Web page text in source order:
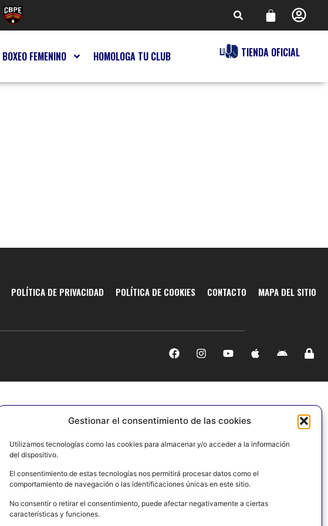
Gestionar el consentimiento de las cookies
Utilizamos tecnologías como las cookies para almacenar y/o acceder a la información
del dispositivo.
El consentimiento de estas tecnologías nos permitirá procesar datos como el
comportamiento de navegación o las identificaciones únicas en este sitio.
No consentir o retirar el consentimiento, puede afectar negativamente a ciertas
características y funciones.
BOXEO FEMENINO HOMOLOGA TU CLUB TIENDA OFICIAL
POLÍTICA DE PRIVACIDAD POLÍTICA DE COOKIES CONTACTO MAPA DEL SITIO